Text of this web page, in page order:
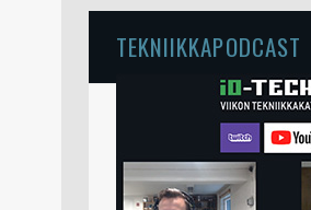
TEKNIIKKAPODCAST